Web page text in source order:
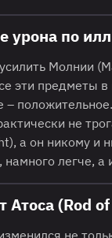
урона по
Молнии
эти предметы
не
а он никому и
легче, а
Атоса (Rod
не